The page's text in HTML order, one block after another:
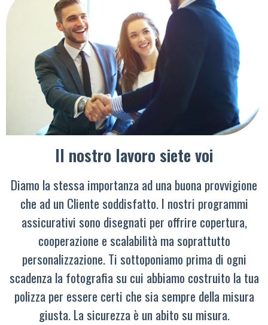
Il nostro lavoro siete voi
Diamo la stessa importanza ad una buona provvigione
che ad un Cliente soddisfatto. I nostri programmi
assicurativi sono disegnati per offrire copertura,
cooperazione e scalabilità ma soprattutto
personalizzazione. Ti sottoponiamo prima di ogni
scadenza la fotografia su cui abbiamo costruito la tua
polizza per essere certi che sia sempre della misura
giusta. La sicurezza è un abito su misura.